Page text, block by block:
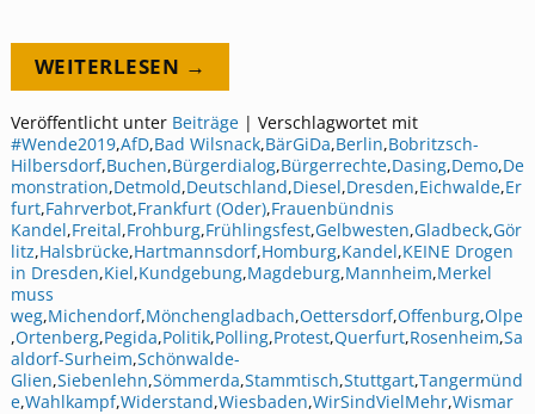
WEITERLESEN →
Veröffentlicht unter Beiträge| Verschlagwortet mit
#Wende2019,AfD,Bad Wilsnack,BärGiDa,Berlin,Bobritzsch-
Hilbersdorf,Buchen,Bürgerdialog,Bürgerrechte,Dasing,Demo,De
monstration,Detmold,Deutschland,Diesel,Dresden,Eichwalde,Er
furt,Fahrverbot,Frankfurt (Oder),Frauenbündnis
Kandel,Freital,Frohburg,Frühlingsfest,Gelbwesten,Gladbeck,Gör
litz,Halsbrücke,Hartmannsdorf,Homburg,Kandel,KEINE Drogen
in Dresden,Kiel,Kundgebung,Magdeburg,Mannheim,Merkel
muss
weg,Michendorf,Mönchengladbach,Oettersdorf,Offenburg,Olpe
,Ortenberg,Pegida,Politik,Polling,Protest,Querfurt,Rosenheim,Sa
aldorf-Surheim,Schönwalde-
Glien,Siebenlehn,Sömmerda,Stammtisch,Stuttgart,Tangermünd
e,Wahlkampf,Widerstand,Wiesbaden,WirSindVielMehr,Wismar